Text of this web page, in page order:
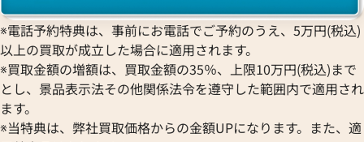
※電話予約特典は、事前にお電話でご予約のうえ、5万円(税込)
以上の買取が成立した場合に適用されます。
※買取金額の増額は、買取金額の35％、上限10万円(税込)まで
とし、景品表示法その他関係法令を遵守した範囲内で適用され
ます。
※当特典は、弊社買取価格からの金額UPになります。また、適